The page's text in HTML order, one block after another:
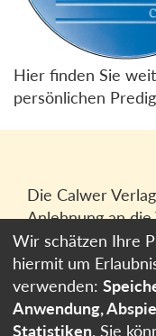
Hier finden Sie
persönlichen
Die Calwer
Anlehnung an
gegründeten
heutigen Calwer
GmbHin
Impressum
Wir schätzen Ihre
hiermit um
verwenden:
Anwendung,
Statistiken. Sie